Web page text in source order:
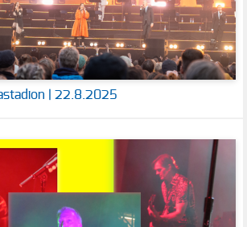
| 22.8.2025